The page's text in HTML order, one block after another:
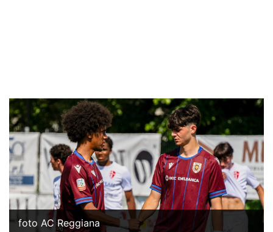
foto AC Reggiana